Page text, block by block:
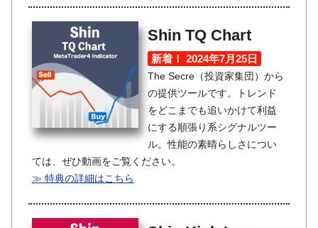
Shin TQ Chart
新着！ 2024年7月25日
The Secre（投資家集団）から
の提供ツールです。トレンド
をどこまでも追いかけて利益
にする順張り系シグナルツー
ル。性能の素晴らしさについ
ては、ぜひ動画をご覧ください。
≫ 特典の詳細はこちら